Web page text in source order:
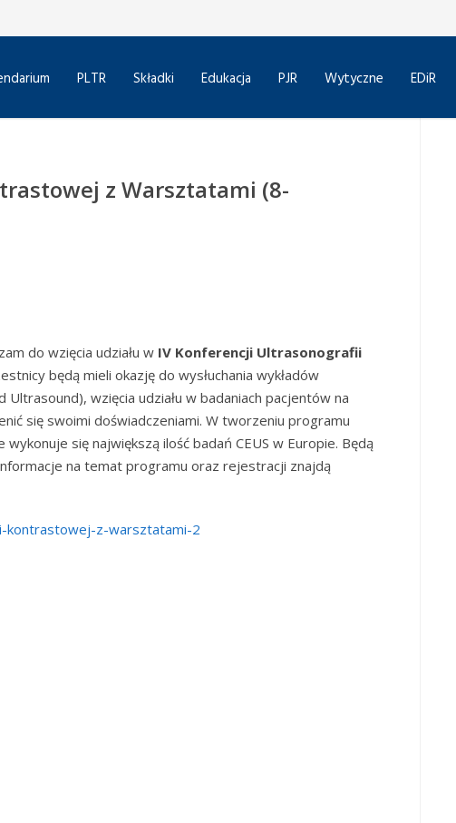
PLTR Składki Edukacja PJR Wytyczne EDiR
z Warsztatami (8-
do wzięcia udziału w IV Konferencji Ultrasonografii
będą mieli okazję do wysłuchania wykładów
wzięcia udziału w badaniach pacjentów na
się swoimi doświadczeniami. W tworzeniu programu
się największą ilość badań CEUS w Europie. Będą
na temat programu oraz rejestracji znajdą
kontrastowej-z-warsztatami-2